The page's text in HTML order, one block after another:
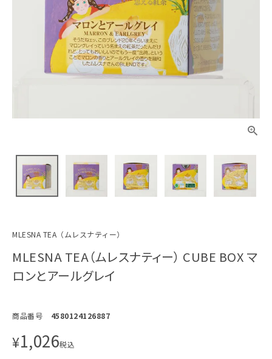
MLESNA TEA（ムレスナティー）
MLESNA TEA（ムレスナティー） CUBE BOX マ
ロンとアールグレイ
商品番号 4580124126887
¥1,026税込